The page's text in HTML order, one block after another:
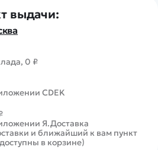
выдачи:
0 ₽
CDEK
Я.Доставка
и ближайший к вам пункт
в корзине)